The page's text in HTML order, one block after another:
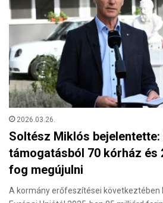
2026.03.26.
Soltész Miklós
támogatásból 70 kórház és
fog megújulni
A kormány erőfeszítései következtében